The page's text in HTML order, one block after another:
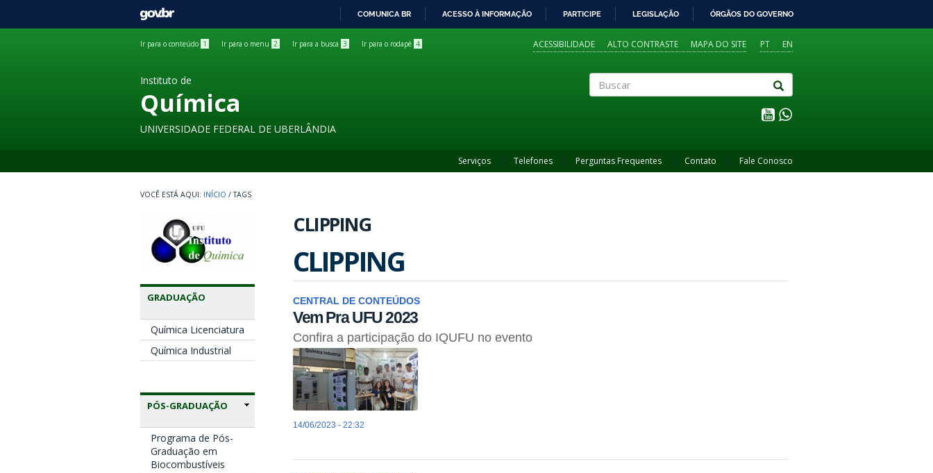
GOVBR
COMUNICA BR ACESSO À INFORMAÇÃO PARTICIPE LEGISLAÇÃO ÓRGÃOS DO GOVERNO
Ir para o conteúdo 1 Ir para o menu 2 Ir para a busca 3 Ir para o rodapé 4 PT EN
ACESSIBILIDADE ALTO CONTRASTE MAPA DO SITE
Instituto de
Química
UNIVERSIDADE FEDERAL DE UBERLÂNDIA
Serviços Telefones Perguntas Frequentes Contato Fale Conosco
INÍCIO / TAGS
GRADUAÇÃO
Química Licenciatura
Química Industrial
PÓS-GRADUAÇÃO
Programa de Pós-
Graduação em
Biocombustíveis
CLIPPING
CLIPPING
CENTRAL DE CONTEÚDOS
Vem Pra UFU 2023
Confira a participação do IQUFU no evento
14/06/2023 - 22:32